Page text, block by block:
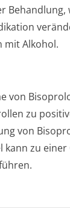
mit Alkohol.
von
zu
von
kann zu